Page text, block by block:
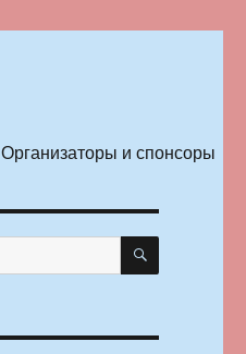
Организаторы и спонсоры
ПОИСК